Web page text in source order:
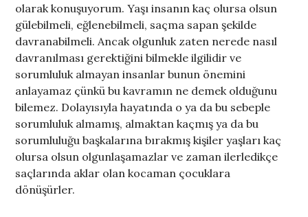
olarak konuşuyorum. Yaşı insanın kaç olursa olsun
gülebilmeli, eğlenebilmeli, saçma sapan şekilde
davranabilmeli. Ancak olgunluk zaten nerede nasıl
davranılması gerektiğini bilmekle ilgilidir ve
sorumluluk almayan insanlar bunun önemini
anlayamaz çünkü bu kavramın ne demek olduğunu
bilemez. Dolayısıyla hayatında o ya da bu sebeple
sorumluluk almamış, almaktan kaçmış ya da bu
sorumluluğu başkalarına bırakmış kişiler yaşları kaç
olursa olsun olgunlaşamazlar ve zaman ilerledikçe
saçlarında aklar olan kocaman çocuklara
dönüşürler.